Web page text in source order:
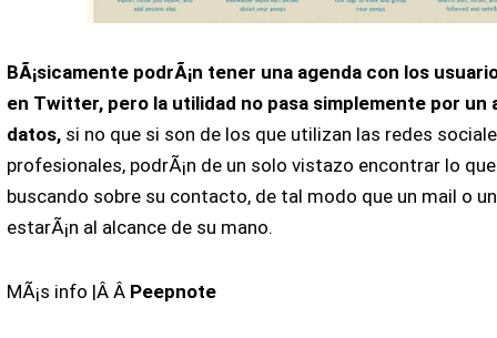
BÃ¡sicamente podrÃ¡n tener una agenda con los
en Twitter, pero la utilidad no pasa simplemente por un
datos,si no que si son de los que utilizan las redes
profesionales, podrÃ¡n de un solo vistazo encontrar lo
buscando sobre su contacto, de tal modo que un mail o
estarÃ¡n al alcance de su mano.
MÃ¡s info |Â Â Peepnote